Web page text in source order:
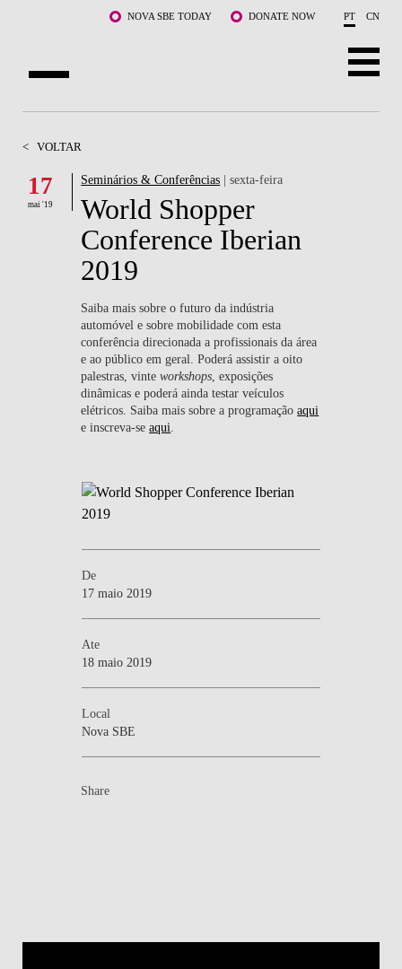
Saltar para o conteúdo principalNOVA SBE TODAY DONATE NOW PT CN
DOCENTES E INVESTIGAÇÃO
COMUNIDADE
WHAT'S HAPPENING
< VOLTAR
17
mai '19
Seminários & Conferências | sexta-feira
World Shopper
Conference Iberian
2019
Saiba mais sobre o futuro da indústria
automóvel e sobre mobilidade com esta
conferência direcionada a profissionais da área
e ao público em geral. Poderá assistir a oito
palestras, vinteworkshops , exposições
dinâmicas e poderá ainda testar veículos
elétricos. Saiba mais sobre a programaçãoaqui
e inscreva-seaqui
De
17 maio 2019
Ate
18 maio 2019
Local
Nova SBE
Share